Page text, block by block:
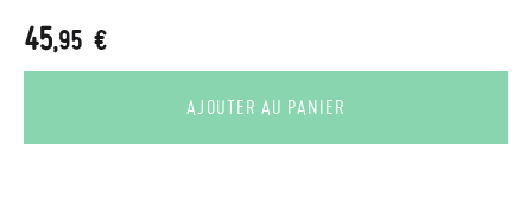
45,95 €
AJOUTER AU PANIER